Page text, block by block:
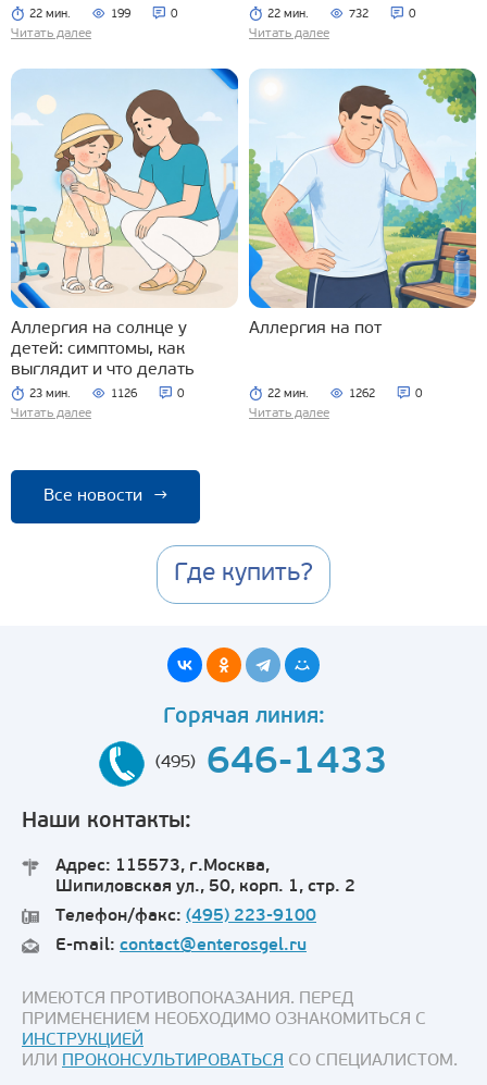
22 мин. 199 0
Читать далее
22 мин. 732 0
Читать далее
Аллергия на солнце у
детей: симптомы, как
выглядит и что делать
23 мин. 1126 0
Читать далее
Аллергия на пот
22 мин. 1262 0
Читать далее
Все новости →
Где купить?
Горячая линия:
(495) 646-1433
Наши контакты:
Адрес: 115573, г.Москва,
Шипиловская ул., 50, корп. 1, стр. 2
Телефон/факс: (495) 223-9100
E-mail: contact@enterosgel.ru
ИМЕЮТСЯ ПРОТИВОПОКАЗАНИЯ. ПЕРЕД
ПРИМЕНЕНИЕМ НЕОБХОДИМО ОЗНАКОМИТЬСЯ С
ИНСТРУКЦИЕЙ
ИЛИ ПРОКОНСУЛЬТИРОВАТЬСЯ СО СПЕЦИАЛИСТОМ.